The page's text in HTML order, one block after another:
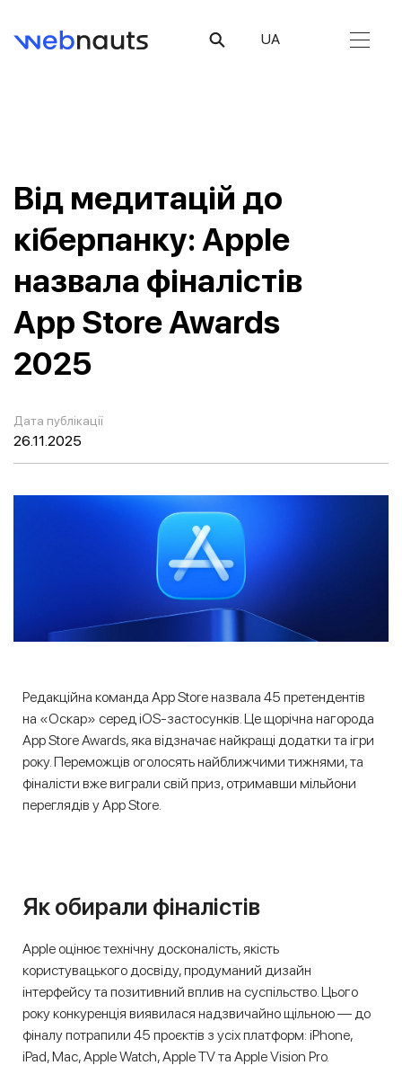
UA
Від медитацій до
кіберпанку: Apple
назвала фіналістів
App Store Awards
2025
Дата публікації
26.11.2025
Редакційна команда App Store назвала 45 претендентів
на «Оскар» серед iOS-застосунків. Це щорічна нагорода
App Store Awards, яка відзначає найкращі додатки та ігри
року. Переможців оголосять найближчими тижнями, та
фіналісти вже виграли свій приз, отримавши мільйони
переглядів у App Store.
Як обирали фіналістів
Apple оцінює технічну досконалість, якість
користувацького досвіду, продуманий дизайн
інтерфейсу та позитивний вплив на суспільство. Цього
року конкуренція виявилася надзвичайно щільною — до
фіналу потрапили 45 проєктів з усіх платформ: iPhone,
iPad, Mac, Apple Watch, Apple TV та Apple Vision Pro.